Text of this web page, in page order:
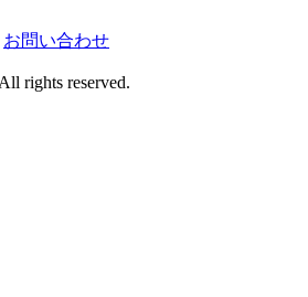
お問い合わせ
rights reserved.